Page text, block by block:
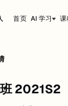
首页 AI 学习 课
年习题练习梳理和
2021S2